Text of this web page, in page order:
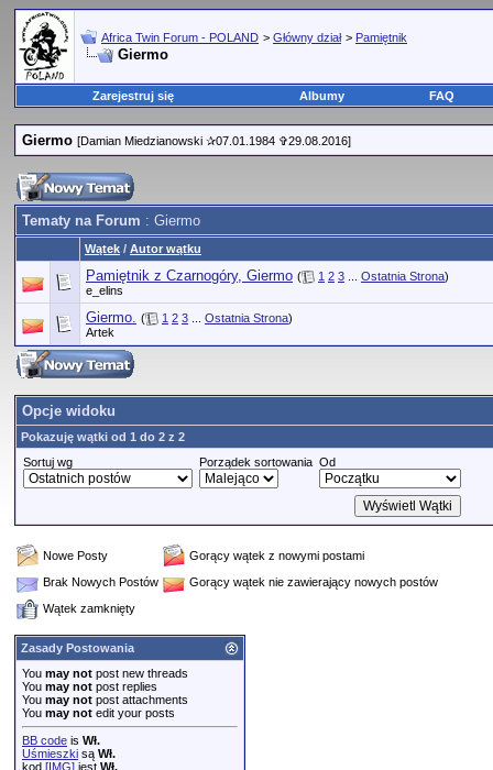
Africa Twin Forum - POLAND > Główny dział > Pamiętnik
Giermo
Zarejestruj się Albumy FAQ
Giermo [Damian Miedzianowski ✰07.01.1984 ✞29.08.2016]
Tematy na Forum : Giermo
Wątek / Autor wątku
Pamiętnik z Czarnogóry, Giermo ( 1 2 3 Ostatnia Strona)
e_elins
Giermo. ( 1 2 3 Ostatnia Strona)
Artek
Opcje widoku
Pokazuję wątki od 1 do 2 z 2
Sortuj wg
Porządek sortowania Od
Nowe Posty
Gorący wątek z nowymi postami
Brak Nowych Postów
Gorący wątek nie zawierający nowych postów
Wątek zamknięty
Zasady Postowania
You may not post new threads
You may not post replies
You may not post attachments
You may not edit your posts
BB code is Wł.
Uśmieszki są Wł.
kod [IMG] jest Wł.